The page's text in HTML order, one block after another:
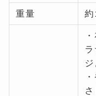
重量
ジ